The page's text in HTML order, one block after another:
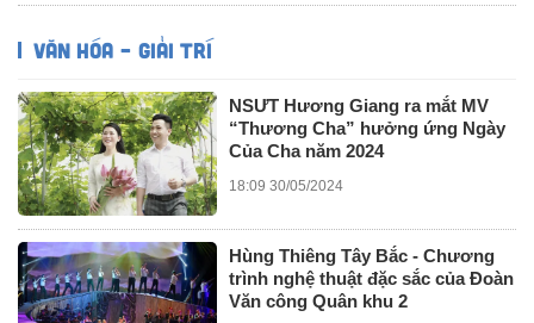
VĂN HÓA – GIẢI TRÍ
NSƯT Hương Giang ra mắt MV
“Thương Cha” hưởng ứng Ngày
Của Cha năm 2024
18:09 30/05/2024
Hùng Thiêng Tây Bắc - Chương
trình nghệ thuật đặc sắc của Đoàn
Văn công Quân khu 2